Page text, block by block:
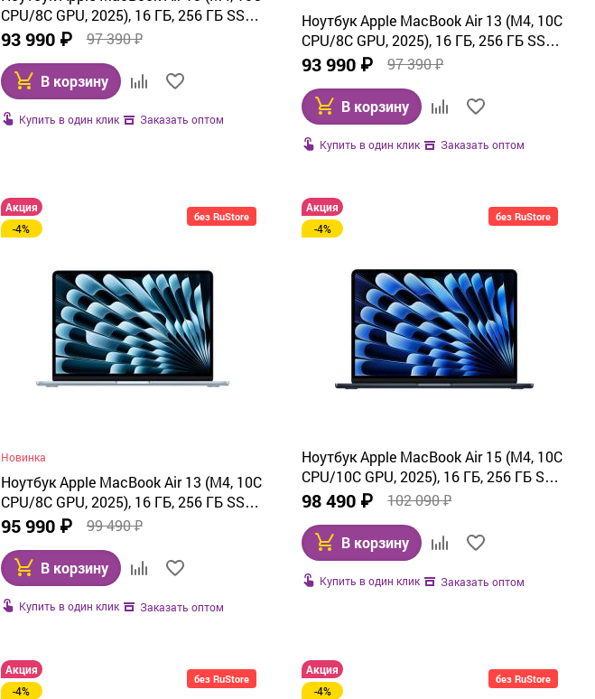
CPU/8C GPU, 2025), 16 ГБ, 256 ГБ SSD,
Sky Blue (MC6T4)
93 990 ₽ 97 390 ₽
В корзину
Купить в один клик Заказать оптом
Ноутбук Apple MacBook Air 13 (M4, 10C
CPU/8C GPU, 2025), 16 ГБ, 256 ГБ SSD,
Starlight (MW0Y3)
93 990 ₽ 97 390 ₽
В корзину
Купить в один клик Заказать оптом
без RuStore
Акция
-4%
Новинка
Ноутбук Apple MacBook Air 13 (M4, 10C
CPU/8C GPU, 2025), 16 ГБ, 256 ГБ SSD,
Silver (MW0W3)
95 990 ₽ 99 490 ₽
В корзину
Купить в один клик Заказать оптом
без RuStore
Акция
-4%
Ноутбук Apple MacBook Air 15 (M4, 10C
CPU/10C GPU, 2025), 16 ГБ, 256 ГБ SSD,
Midnight (MW1L3)
98 490 ₽ 102 090 ₽
В корзину
Купить в один клик Заказать оптом
без RuStore
Акция
-4%
без RuStore
Акция
-4%